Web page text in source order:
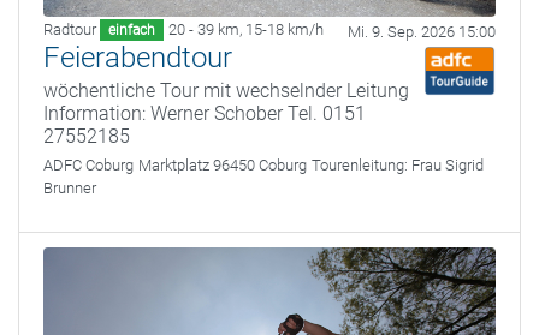
Radtour einfach 20 - 39 km, 15-18 km/h Mi. 9. Sep. 2026 15:00
Feierabendtour
wöchentliche Tour mit wechselnder Leitung
Information: Werner Schober Tel. 0151
27552185
ADFC Coburg Marktplatz 96450 Coburg Tourenleitung: Frau Sigrid
Brunner